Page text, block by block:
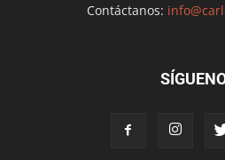
Contáctanos: